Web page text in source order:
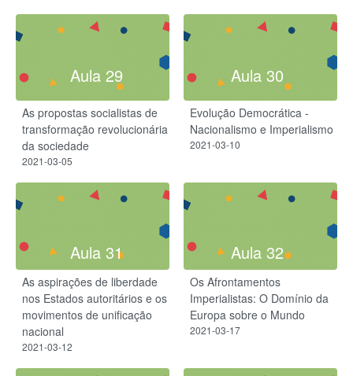
Aula 29
As propostas socialistas de
transformação revolucionária
da sociedade
2021-03-05
Aula 30
Evolução Democrática -
Nacionalismo e Imperialismo
2021-03-10
Aula 31
As aspirações de liberdade
nos Estados autoritários e os
movimentos de unificação
nacional
2021-03-12
Aula 32
Os Afrontamentos
Imperialistas: O Domínio da
Europa sobre o Mundo
2021-03-17